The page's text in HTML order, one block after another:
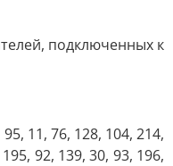
подключенных к
11, 76, 128, 104, 214,
92, 139, 30, 93, 196,